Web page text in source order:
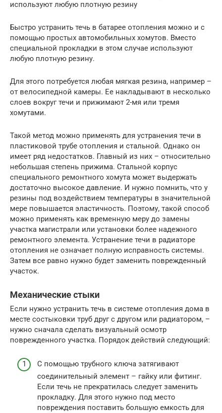
используют любую плотную резину
Быстро устранить течь в батарее отопления можно и с
помощью простых автомобильных хомутов. Вместо
специальной прокладки в этом случае используют
любую плотную резину.
Для этого потребуется любая мягкая резина, например –
от велосипедной камеры. Ее накладывают в несколько
слоев вокруг течи и прижимают 2-мя или тремя
хомутами.
Такой метод можно применять для устранения течи в
пластиковой трубе отопления и стальной. Однако он
имеет ряд недостатков. Главный из них – относительно
небольшая степень прижима. Стальной корпус
специального ремонтного хомута может выдержать
достаточно высокое давление. И нужно помнить, что у
резины под воздействием температуры в значительной
мере повышается эластичность. Поэтому, такой способ
можно применять как временную меру до замены
участка магистрали или установки более надежного
ремонтного элемента. Устранение течи в радиаторе
отопления не означает полную исправность системы.
Затем все равно нужно будет заменить поврежденный
участок.
Механические стыки
Если нужно устранить течь в системе отопления дома в
месте состыковки труб друг с другом или радиатором, –
нужно сначала сделать визуальный осмотр
поврежденного участка. Порядок действий следующий:
С помощью трубного ключа затягивают
соединительный элемент – гайку или фитинг.
Если течь не прекратилась следует заменить
прокладку. Для этого нужно под место
повреждения поставить большую емкость для